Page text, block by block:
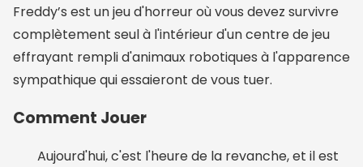
Freddy’s est un jeu d'horreur où vous devez survivre
complètement seul à l'intérieur d'un centre de jeu
effrayant rempli d'animaux robotiques à l'apparence
sympathique qui essaieront de vous tuer.
Comment Jouer
Aujourd'hui, c'est l'heure de la revanche, et il est